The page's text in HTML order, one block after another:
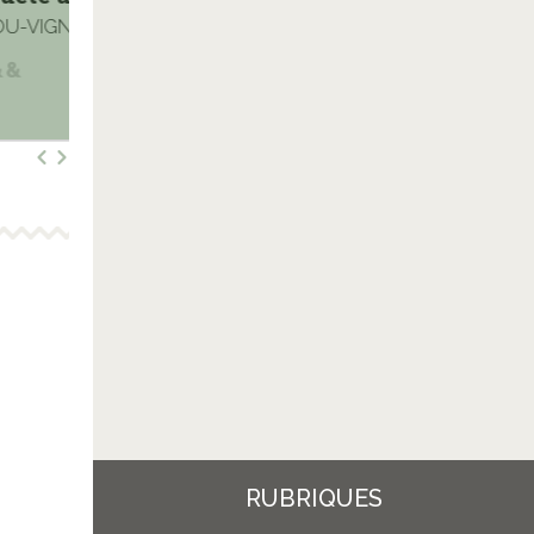
VIGNOD Jean-Philippe
RUBRIQUES